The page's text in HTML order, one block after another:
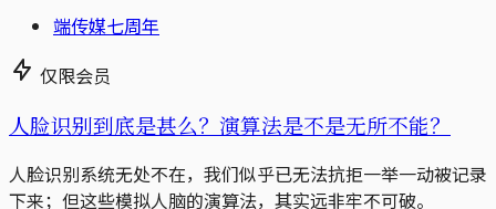
端传媒七周年
仅限会员
人脸识别到底是甚么？演算法是不是无所不能？
人脸识别系统无处不在，我们似乎已无法抗拒一举一动被记录
下来；但这些模拟人脑的演算法，其实远非牢不可破。